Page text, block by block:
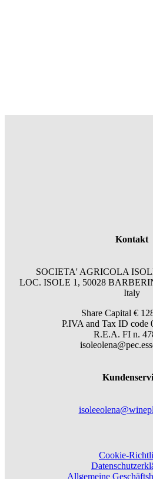
Kontakt
SOCIETA' AGRICOLA
LOC. ISOLE 1, 50028
Italy
Share Capital €
P.IVA and Tax ID code
R.E.A. FI n.
Cookie-
Allgemeine